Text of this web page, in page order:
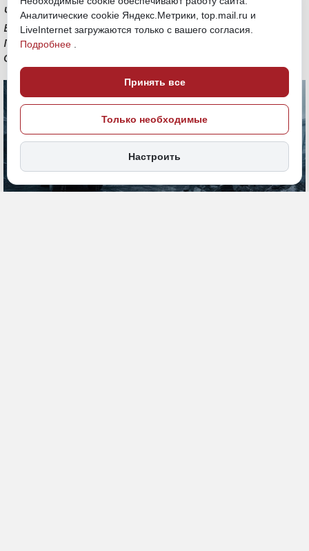
Что происходит внутри проекта с
высоким политическим статусом – в
публикации «Дальневосточного
обозрения»
Аналитические cookie Яндекс.Метрики, top.mail.ru и
LiveInternet загружаются только с вашего согласия.
Подробнее
Принять все
Только необходимые
Настроить